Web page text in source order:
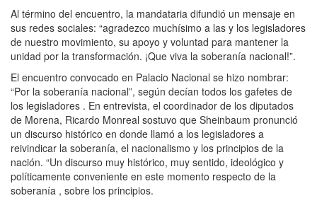
Al término del encuentro, la mandataria difundió un mensaje en
sus redes sociales: “agradezco muchísimo a las y los legisladores
de nuestro movimiento, su apoyo y voluntad para mantener la
unidad por la transformación. ¡Que viva la soberanía nacional!”.
El encuentro convocado en Palacio Nacional se hizo nombrar:
“Por la soberanía nacional”, según decían todos los gafetes de
los legisladores . En entrevista, el coordinador de los diputados
de Morena, Ricardo Monreal sostuvo que Sheinbaum pronunció
un discurso histórico en donde llamó a los legisladores a
reivindicar la soberanía, el nacionalismo y los principios de la
nación. “Un discurso muy histórico, muy sentido, ideológico y
políticamente conveniente en este momento respecto de la
soberanía , sobre los principios.